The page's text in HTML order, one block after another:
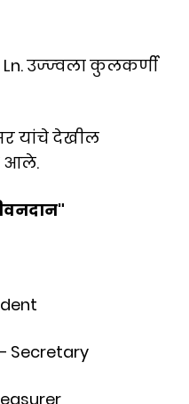
Ln. उज्ज्वला कुलकर्णी
यांचे देखील
आले.
Secretary